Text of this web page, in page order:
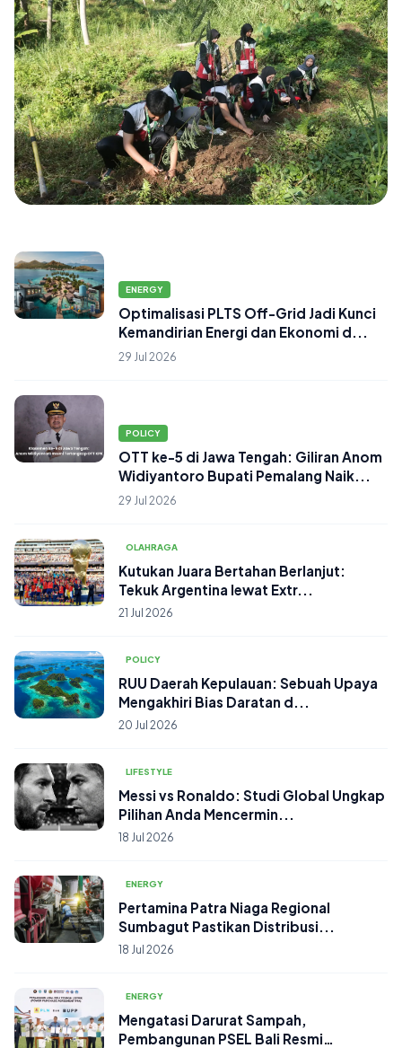
Cegah Longsor di Ungaran Barat, PPK
Ormawa PSC FH UNNES Gagas 'Green
Buffer Village' di De...
ENERGY
Optimalisasi PLTS Off-Grid Jadi Kunci
Kemandirian Energi dan Ekonomi d...
29 Jul 2026
POLICY
OTT ke-5 di Jawa Tengah: Giliran Anom
Widiyantoro Bupati Pemalang Naik...
29 Jul 2026
OLAHRAGA
Kutukan Juara Bertahan Berlanjut:
Tekuk Argentina lewat Extr...
21 Jul 2026
POLICY
RUU Daerah Kepulauan: Sebuah Upaya
Mengakhiri Bias Daratan d...
20 Jul 2026
LIFESTYLE
Messi vs Ronaldo: Studi Global Ungkap
Pilihan Anda Mencermin...
18 Jul 2026
ENERGY
Pertamina Patra Niaga Regional
Sumbagut Pastikan Distribusi...
18 Jul 2026
ENERGY
Mengatasi Darurat Sampah,
Pembangunan PSEL Bali Resmi